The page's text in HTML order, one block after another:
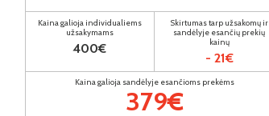
Kaina galioja individualiems
užsakymams
400€
Skirtumas tarp užsakomų ir
sandėlyje esančių prekių
kainų
- 21€
Kaina galioja sandėlyje esančioms prekėms
379€